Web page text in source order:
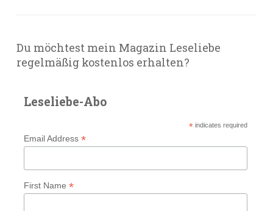
Du möchtest mein Magazin Leseliebe
regelmäßig kostenlos erhalten?
Leseliebe-Abo
*indicates required
Email Address *
First Name *